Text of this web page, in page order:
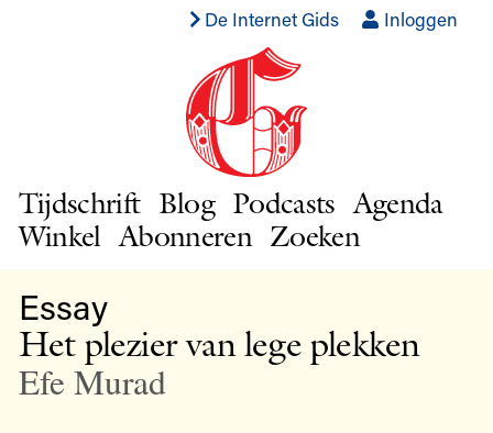
De Internet Gids Inloggen
Tijdschrift Blog Podcasts Agenda
Winkel Abonneren Zoeken
Essay
Het plezier van lege plekken
Efe Murad